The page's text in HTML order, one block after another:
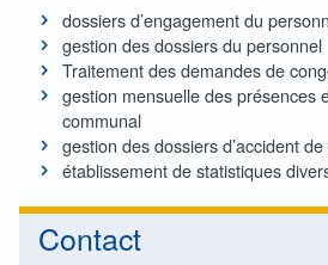
dossiers d’engagement du
gestion des dossiers du personnel
Traitement des demandes de
gestion mensuelle des présences
communal
gestion des dossiers d’accident
établissement de statistiques
Contact